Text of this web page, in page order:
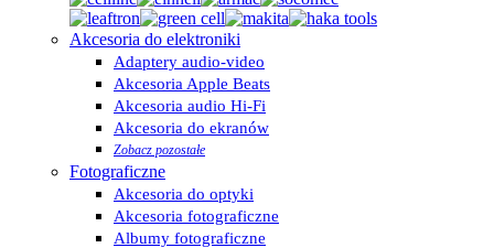
Akcesoria do elektroniki
Adaptery audio-video
Akcesoria Apple Beats
Akcesoria audio Hi-Fi
Akcesoria do ekranów
Zobacz pozostałe
Fotograficzne
Akcesoria do optyki
Akcesoria fotograficzne
Albumy fotograficzne